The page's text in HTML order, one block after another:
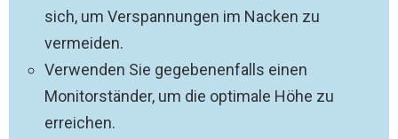
sich, um Verspannungen im Nacken zu
vermeiden.
Verwenden Sie gegebenenfalls einen
Monitorständer, um die optimale Höhe zu
erreichen.